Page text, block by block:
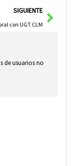
SIGUIENTE
con UGT CLM
de usuarios no